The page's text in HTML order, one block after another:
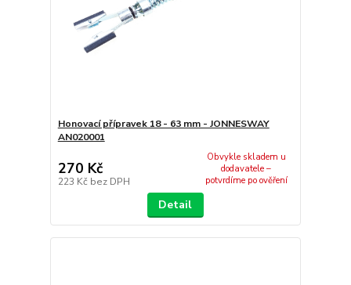
Honovací přípravek 18 - 63 mm - JONNESWAY
AN020001
270 Kč
223 Kč bez DPH
Obvykle skladem u
dodavatele –
potvrdíme po ověření
Detail